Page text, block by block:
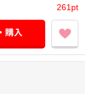
261pt